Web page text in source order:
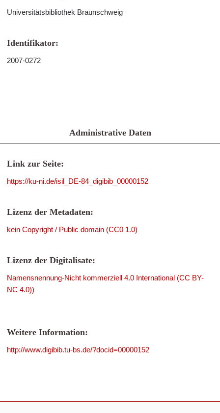
Universitätsbibliothek Braunschweig
Identifikator:
2007-0272
Administrative Daten
Link zur Seite:
https://ku-ni.de/isil_DE-84_digibib_00000152
Lizenz der Metadaten:
kein Copyright / Public domain (CC0 1.0)
Lizenz der Digitalisate:
Namensnennung-Nicht kommerziell 4.0 International (CC BY-
NC 4.0))
Weitere Information:
http://www.digibib.tu-bs.de/?docid=00000152